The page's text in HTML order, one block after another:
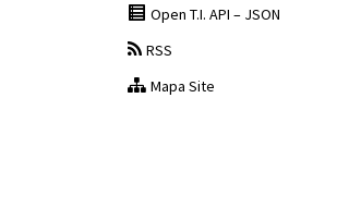
Open T.I. API – JSON
RSS
Mapa Site